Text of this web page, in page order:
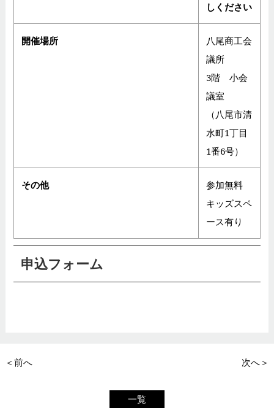
しください
開催場所
八尾商工会
議所
3階 小会
議室
（八尾市清
水町1丁目
1番6号）
その他
参加無料
キッズスペ
ース有り
申込フォーム
＜前へ 次へ＞
一覧